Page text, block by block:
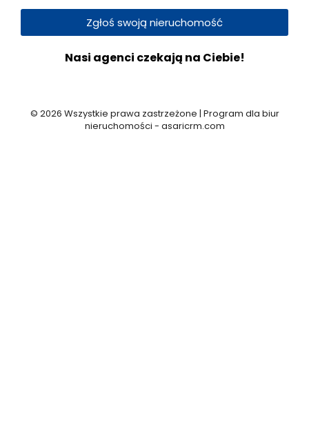
Zgłoś swoją nieruchomość
Nasi agenci czekają na Ciebie!
© 2026 Wszystkie prawa zastrzeżone | Program dla biur
nieruchomości - asaricrm.com